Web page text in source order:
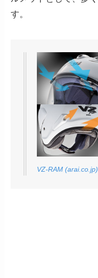
す。
VZ-RAM (arai.co.jp)